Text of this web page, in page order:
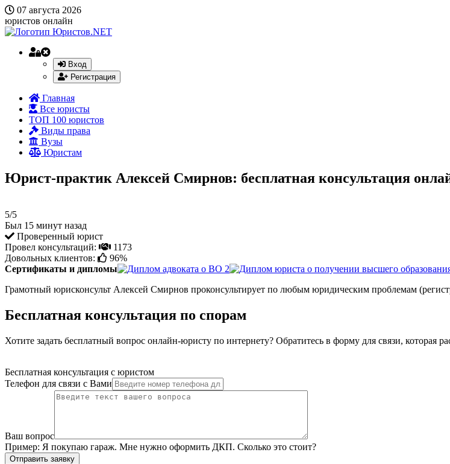
07 августа 2026
юристов онлайн
Вход
Регистрация
Главная
Все юристы
ТОП 100 юристов
Виды права
Вузы
Юристам
Юрист-практик Алексей Смирнов: бесплатная консультация
5/5
Был 15 минут назад
Проверенный юрист
Провел консультаций:
1173
Довольных клиентов:
96%
Сертификаты и дипломы
Грамотный юрисконсульт Алексей Смирнов проконсультирует по любым юридическим проблемам
Бесплатная консультация по спорам
Хотите задать бесплатный вопрос онлайн-юристу по интернету? Обратитесь в форму для связи, которая
Бесплатная консультация с юристом
Телефон для связи с Вами
Ваш вопрос
Пример: Я покупаю гараж. Мне нужно оформить ДКП. Сколько это стоит?
Отправить заявку